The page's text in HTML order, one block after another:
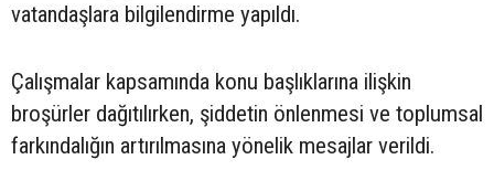
vatandaşlara bilgilendirme yapıldı.
Çalışmalar kapsamında konu başlıklarına ilişkin
broşürler dağıtılırken, şiddetin önlenmesi ve toplumsal
farkındalığın artırılmasına yönelik mesajlar verildi.